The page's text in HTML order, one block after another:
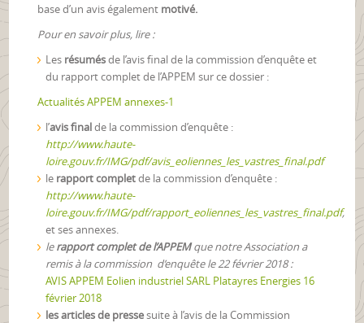
base d’un avis également motivé.
Pour en savoir plus, lire :
Les résumésde l’avis final de la commission d’enquête et
du rapport complet de l’APPEM sur ce dossier :
Actualités APPEM annexes-1
l’avis finalde la commission d’enquête :
http://www.haute-
loire.gouv.fr/IMG/pdf/avis_eoliennes_les_vastres_final.pdf
le rapport completde la commission d’enquête :
http://www.haute-
loire.gouv.fr/IMG/pdf/rapport_eoliennes_les_vastres_final.pdf,
et ses annexes.
lerapport complet de l’APPEMque notre Association a
remis à la commission d’enquête le 22 février 2018 :
AVIS APPEM Eolien industriel SARL Platayres Energies 16
février 2018
les articles de pressesuite à l’avis de la Commission